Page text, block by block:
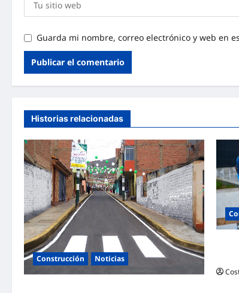
Guarda mi nombre, correo electrónico y web en
Historias relacionadas
Construcción Noticias